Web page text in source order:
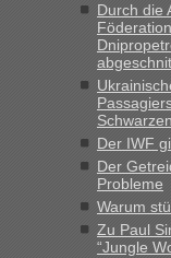
„Am besten wäre
Alleinreisende
Recht,
Anfang des
Verstöße im
aufgedeckt
„Kein Zoll. Du
und du nicht damit
Originalverpackt ist
Durch die
Der IWF
Der
Probleme
Warum
Zu Paul
“Jungle